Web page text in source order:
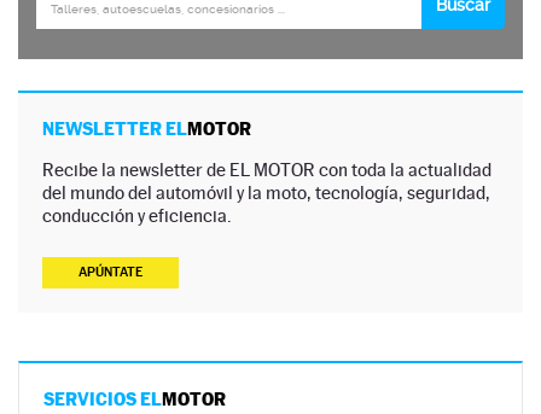
NEWSLETTER ELMOTOR
Recibe la newsletter de EL MOTOR con toda la actualidad
del mundo del automóvil y la moto, tecnología, seguridad,
conducción y eficiencia.
APÚNTATE
SERVICIOS ELMOTOR